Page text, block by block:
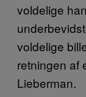
voldelige
voldelige
retningen af
Lieberman.